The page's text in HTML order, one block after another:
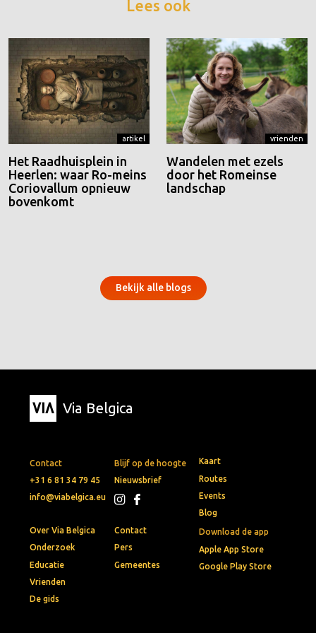
Lees ook
artikel
Het Raadhuisplein in
Heerlen: waar Ro-meins
Coriovallum opnieuw
bovenkomt
vrienden
Wandelen met ezels
door het Romeinse
landschap
Bekijk alle blogs
Via Belgica
Contact
+31 6 81 34 79 45
info@viabelgica.eu
Blijf op de hoogte
Nieuwsbrief
Download de app
Apple App Store
Google Play Store
Kaart
Routes
Events
Blog
Over Via Belgica
Onderzoek
Educatie
Vrienden
De gids
Contact
Pers
Gemeentes